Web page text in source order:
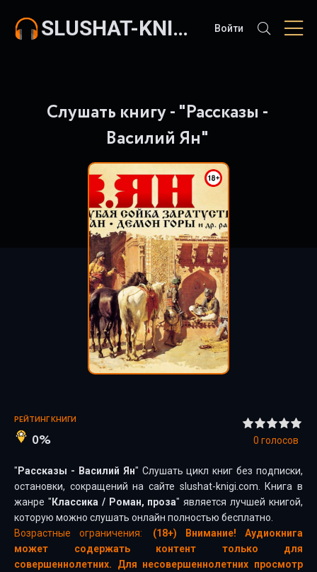
SLUSHAT-KNIGI.COM Войти
Слушать книгу - "Рассказы -
Василий Ян"
РЕЙТИНГ КНИГИ
0% 0 голосов
" Рассказы - Василий Ян" Слушать цикл книг без подписки,
остановки, сокращений на сайте slushat-knigi.com. Книга в
жанре " Классика / Роман, проза" является лучшей книгой,
которую можно слушать онлайн полностью бесплатно.
Возрастные ограничения:
(18+) Внимание! Аудиокнига
может содержать контент только для
совершеннолетних. Для несовершеннолетних просмотр